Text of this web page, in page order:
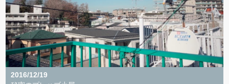
2016/12/19